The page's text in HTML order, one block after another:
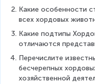
Какие особенности
всех хордовых
Какие подтипы
отличаются
Перечислите
бесчерепных
хозяйственной